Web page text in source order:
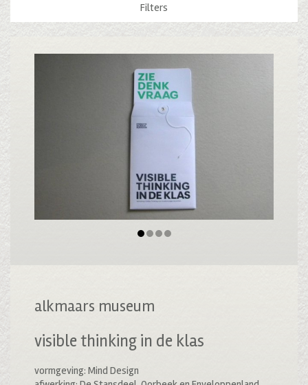
Filters
alkmaars museum
visible thinking in de klas
vormgeving: Mind Design